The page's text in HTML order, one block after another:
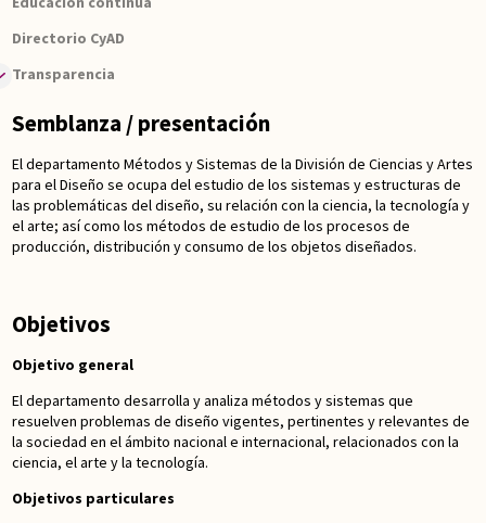
Comités editoriales
¿Cómo publicar?
Directorio CyAD
Transparencia
Semblanza / presentación
El departamento Métodos y Sistemas de la División de Ciencias y Artes
para el Diseño se ocupa del estudio de los sistemas y estructuras de
las problemáticas del diseño, su relación con la ciencia, la tecnología y
el arte; así como los métodos de estudio de los procesos de
producción, distribución y consumo de los objetos diseñados.
Objetivos
Objetivo general
El departamento desarrolla y analiza métodos y sistemas que
resuelven problemas de diseño vigentes, pertinentes y relevantes de
la sociedad en el ámbito nacional e internacional, relacionados con la
ciencia, el arte y la tecnología.
Objetivos particulares